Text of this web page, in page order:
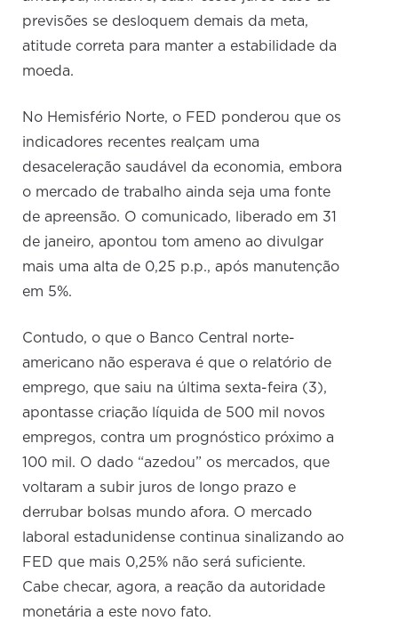
previsões se desloquem demais da meta,
atitude correta para manter a estabilidade da
moeda.
No Hemisfério Norte, o FED ponderou que os
indicadores recentes realçam uma
desaceleração saudável da economia, embora
o mercado de trabalho ainda seja uma fonte
de apreensão. O comunicado, liberado em 31
de janeiro, apontou tom ameno ao divulgar
mais uma alta de 0,25 p.p., após manutenção
em 5%.
Contudo, o que o Banco Central norte-
americano não esperava é que o relatório de
emprego, que saiu na última sexta-feira (3),
apontasse criação líquida de 500 mil novos
empregos, contra um prognóstico próximo a
100 mil. O dado “azedou” os mercados, que
voltaram a subir juros de longo prazo e
derrubar bolsas mundo afora. O mercado
laboral estadunidense continua sinalizando ao
FED que mais 0,25% não será suficiente.
Cabe checar, agora, a reação da autoridade
monetária a este novo fato.